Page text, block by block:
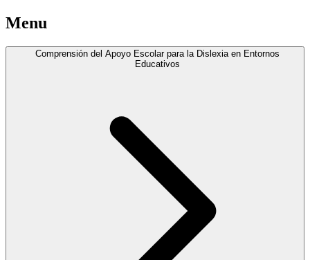
Menu
Comprensión del Apoyo Escolar para la Dislexia en Entornos
Educativos